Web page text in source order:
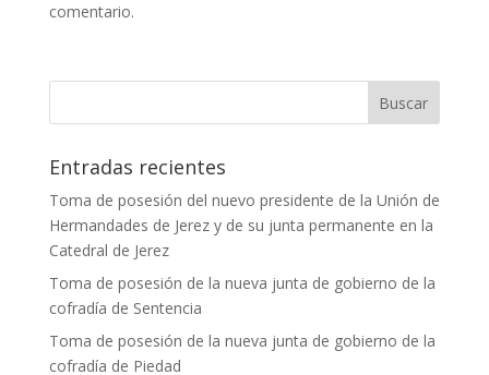
comentario.
Entradas recientes
Toma de posesión del nuevo presidente de la Unión de
Hermandades de Jerez y de su junta permanente en la
Catedral de Jerez
Toma de posesión de la nueva junta de gobierno de la
cofradía de Sentencia
Toma de posesión de la nueva junta de gobierno de la
cofradía de Piedad